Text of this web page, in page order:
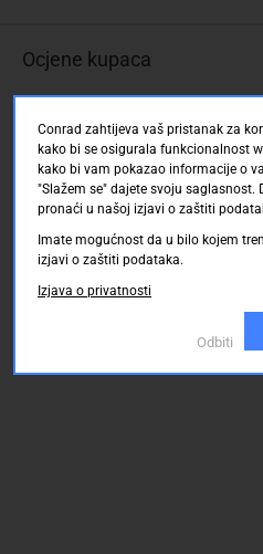
Ocjene kupaca
Conrad zahtijeva vaš pristanak za
kako bi se osigurala funkcionalnost
kako bi vam pokazao informacije o
"Slažem se" dajete svoju saglasnost.
pronaći u našoj izjavi o zaštiti
Imate mogućnost da u bilo kojem
izjavi o zaštiti podataka.
Izjava o privatnosti
Odbiti